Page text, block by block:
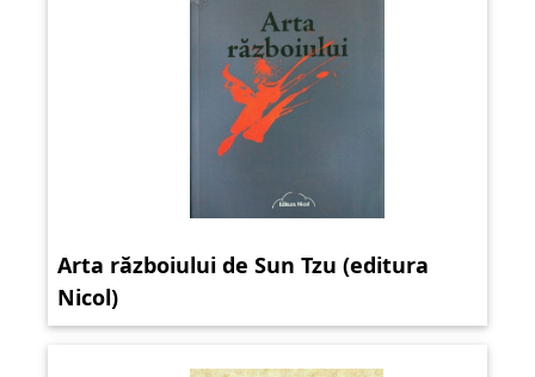
Arta războiului de Sun Tzu (editura
Nicol)